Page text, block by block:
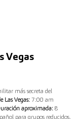
Vegas
más secreta del
Las Vegas: 7:00 am
aproximada: 8
para grupos reducidos,